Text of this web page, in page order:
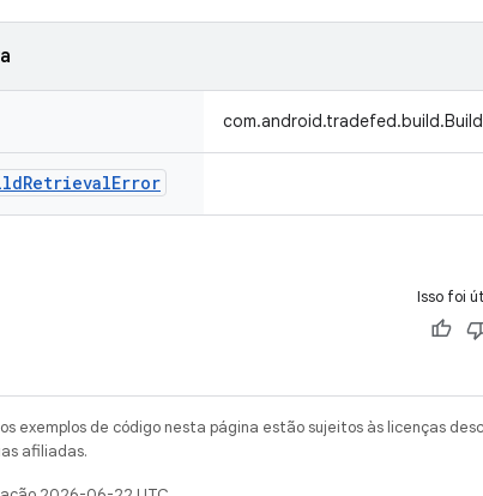
RetrievalError
Isso foi
exemplos de código nesta página estão sujeitos às licenças
afiliadas.